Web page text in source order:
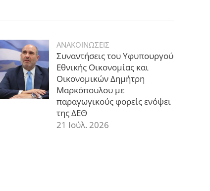
ΑΝΑΚΟΙΝΩΣΕΙΣ
Συναντήσεις του Υφυπουργού
Εθνικής Οικονομίας και
Οικονομικών Δημήτρη
Μαρκόπουλου με
παραγωγικούς φορείς ενόψει
της ΔΕΘ
21 Ιούλ. 2026